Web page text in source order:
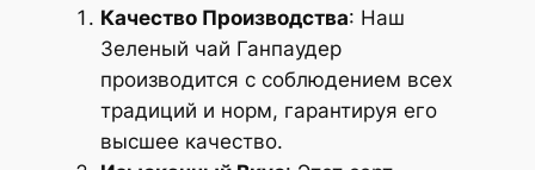
Качество Производства: Наш
Зеленый чай Ганпаудер
производится с соблюдением всех
традиций и норм, гарантируя его
высшее качество.